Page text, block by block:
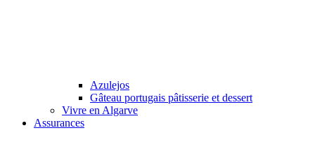
Azulejos
Gâteau portugais pâtisserie et dessert
Vivre en Algarve
Assurances